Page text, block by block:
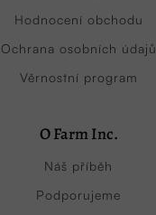
Hodnocení obchodu
Ochrana osobních údajů
Věrnostní program
O Farm Inc.
Náš příběh
Podporujeme